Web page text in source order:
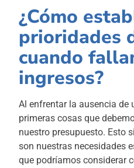
¿Cómo
prioridades
cuando
ingresos?
Al enfrentar la ausencia de
primeras cosas que
nuestro presupuesto. Esto
son nuestras necesidades
que podríamos considerar